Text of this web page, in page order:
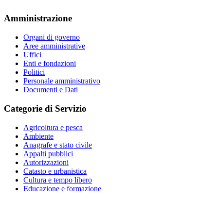
Amministrazione
Organi di governo
Aree amministrative
Uffici
Enti e fondazioni
Politici
Personale amministrativo
Documenti e Dati
Categorie di Servizio
Agricoltura e pesca
Ambiente
Anagrafe e stato civile
Appalti pubblici
Autorizzazioni
Catasto e urbanistica
Cultura e tempo libero
Educazione e formazione